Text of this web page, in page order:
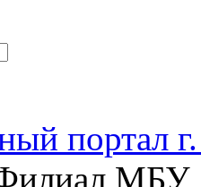
портал
МБУ